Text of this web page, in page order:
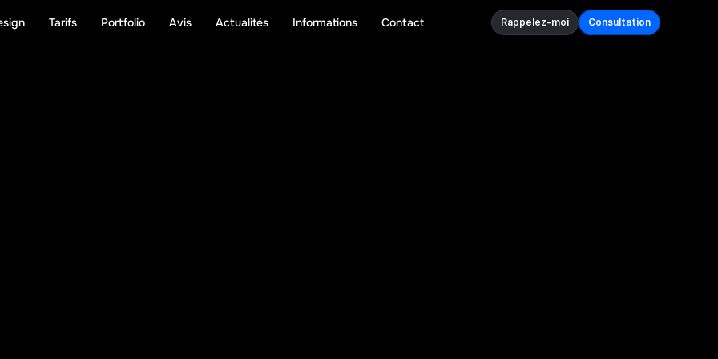
Tarifs Portfolio Avis Actualités Informations Contact Rappelez-moi Consultation